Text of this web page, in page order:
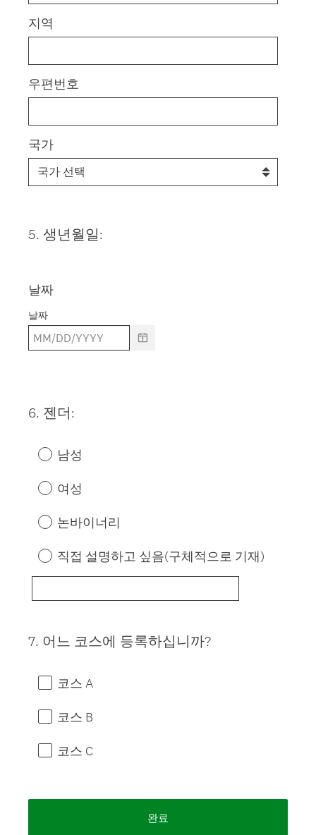
지역
우편번호
국가
Question
5. 생년월일:
날짜
날짜
Question
6. 젠더:
남성
여성
논바이너리
직접 설명하고 싶음(구체적으로 기재)
Question
7. 어느 코스에 등록하십니까?
코스 A
코스 B
코스 C
완료